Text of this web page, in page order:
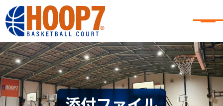
大阪・東大阪・堺のバスケコートレンタル｜HOOP7
大阪・東大阪・堺のバスケコート
レンタル｜HOOP7
HOME
初めての方へ
東大阪店
堺店
大会・イベント情報
HOOPERSスクール